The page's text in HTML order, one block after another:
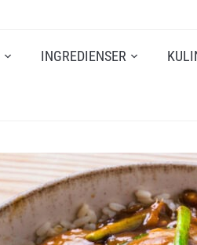
INGREDIENSER